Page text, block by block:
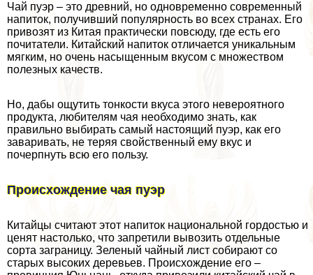
Чай пуэр – это древний, но одновременно современный
напиток, получивший популярность во всех странах. Его
привозят из Китая пpaктически повсюду, где есть его
почитатели. Китайский напиток отличается уникальным
мягким, но очень насыщенным вкусом с множеством
полезных качеств.
Но, дабы ощутить тонкости вкуса этого невероятного
продукта, любителям чая необходимо знать, как
правильно выбирать самый настоящий пуэр, как его
заваривать, не теряя свойственный ему вкус и
почерпнуть всю его пользу.
Происхождение чая пуэр
Китайцы считают этот напиток национальной гордостью и
ценят настолько, что запретили вывозить отдельные
сорта заграницу. Зеленый чайный лист собирают со
старых высоких деревьев. Происхождение его –